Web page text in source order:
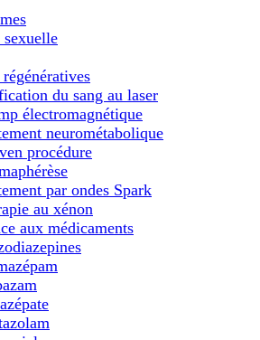
du sang au laser
électromagnétique
neurométabolique
procédure
par ondes Spark
au xénon
aux médicaments